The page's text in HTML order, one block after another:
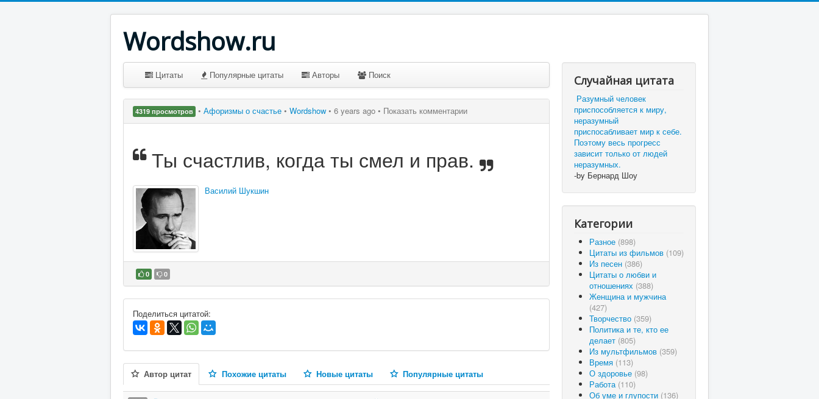
Wordshow.ru
Цитаты Популярные цитаты Авторы Поиск
4319 просмотров • Афоризмы о счастье • Wordshow • 6 years ago • Показать комментарии
Ты счастлив, когда ты смел и прав.
Василий Шукшин
0 0
В избранное
Поделиться цитатой:
Автор цитат Похожие цитаты Новые цитаты Популярные цитаты
Случайная цитата
Разумный человек
приспособляется к миру,
неразумный
приспосабливает мир к себе.
Поэтому весь прогресс
зависит только от людей
неразумных.
-by Бернард Шоу
Категории
Разное (898)
Цитаты из фильмов (109)
Из песен (386)
Цитаты о любви и
отношениях (388)
Женщина и мужчина
(427)
Творчество (359)
Политика и те, кто ее
делает (805)
Из мультфильмов (359)
Время (113)
О здоровье (98)
Работа (110)
Об уме и глупости (136)